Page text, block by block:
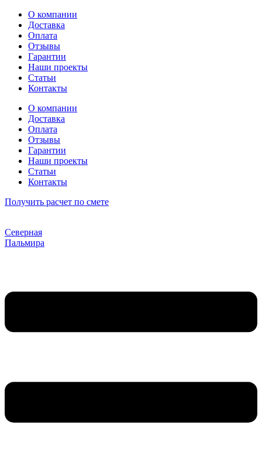
Перейти
содержимому
О компании
Доставка
Оплата
Отзывы
Гарантии
Наши проекты
Статьи
Контакты
О компании
Доставка
Оплата
Отзывы
Гарантии
Наши проекты
Статьи
Контакты
Получить расчет по смете
Северная
Пальмира